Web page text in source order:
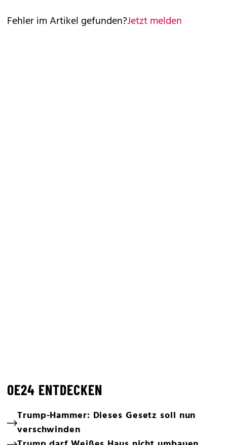
Fehler im Artikel gefunden?Jetzt melden
OE24 ENTDECKEN
Trump-Hammer: Dieses Gesetz soll nun
verschwinden